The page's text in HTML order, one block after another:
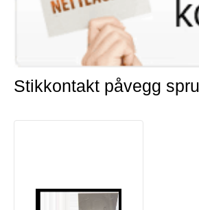
Stikkontakt påvegg